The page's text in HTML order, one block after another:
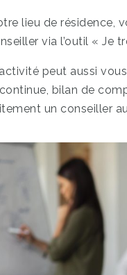
lieu de résidence,
via l’outil « Je
peut aussi
bilan de
un conseiller